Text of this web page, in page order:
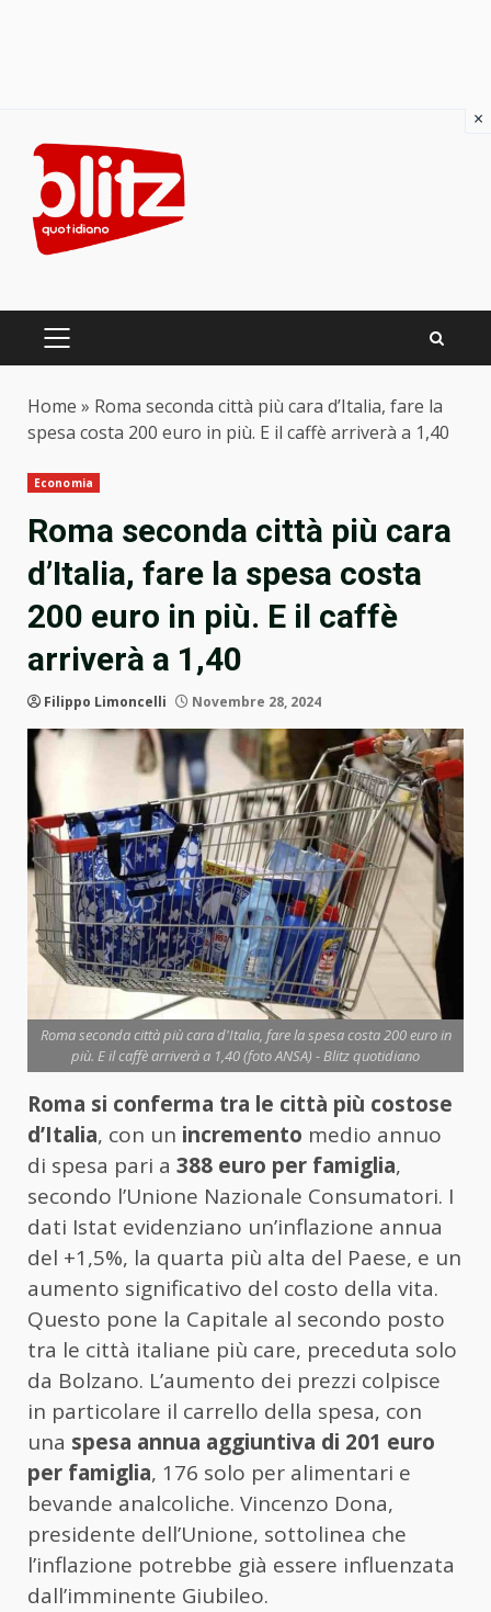
content
PRIMARY
Home » Roma seconda città più cara d’Italia, fare la
spesa costa 200 euro in più. E il caffè arriverà a 1,40
Economia
Roma seconda città più cara
d’Italia, fare la spesa costa
200 euro in più. E il caffè
arriverà a 1,40
Filippo Limoncelli Novembre 28, 2024
Roma seconda città più cara d'Italia, fare la spesa costa 200 euro in
più. E il caffè arriverà a 1,40 (foto ANSA) - Blitz quotidiano
Roma si conferma tra le città più costose
d’Italia, con un incremento medio annuo
di spesa pari a 388 euro per famiglia,
secondo l’Unione Nazionale Consumatori. I
dati Istat evidenziano un’inflazione annua
del +1,5%, la quarta più alta del Paese, e un
aumento significativo del costo della vita.
Questo pone la Capitale al secondo posto
tra le città italiane più care, preceduta solo
da Bolzano. L’aumento dei prezzi colpisce
in particolare il carrello della spesa, con
una spesa annua aggiuntiva di 201 euro
per famiglia, 176 solo per alimentari e
bevande analcoliche. Vincenzo Dona,
presidente dell’Unione, sottolinea che
l’inflazione potrebbe già essere influenzata
dall’imminente Giubileo.
×